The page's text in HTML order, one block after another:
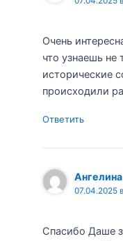
Очень
что узнаешь не
исторические
происходили
Ответить
Ангелина
07.04.2025
Спасибо Даше